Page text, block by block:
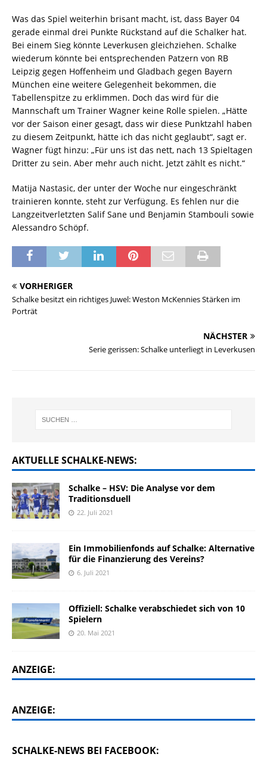
Was das Spiel weiterhin brisant macht, ist, dass Bayer 04
gerade einmal drei Punkte Rückstand auf die Schalker hat.
Bei einem Sieg könnte Leverkusen gleichziehen. Schalke
wiederum könnte bei entsprechenden Patzern von RB
Leipzig gegen Hoffenheim und Gladbach gegen Bayern
München eine weitere Gelegenheit bekommen, die
Tabellenspitze zu erklimmen. Doch das wird für die
Mannschaft um Trainer Wagner keine Rolle spielen. „Hätte
vor der Saison einer gesagt, dass wir diese Punktzahl haben
zu diesem Zeitpunkt, hätte ich das nicht geglaubt“, sagt er.
Wagner fügt hinzu: „Für uns ist das nett, nach 13 Spieltagen
Dritter zu sein. Aber mehr auch nicht. Jetzt zählt es nicht.“
Matija Nastasic, der unter der Woche nur eingeschränkt
trainieren konnte, steht zur Verfügung. Es fehlen nur die
Langzeitverletzten Salif Sane und Benjamin Stambouli sowie
Alessandro Schöpf.
VORHERIGER
Schalke besitzt ein richtiges Juwel: Weston McKennies Stärken im
Porträt
NÄCHSTER
Serie gerissen: Schalke unterliegt in Leverkusen
AKTUELLE SCHALKE-NEWS:
Schalke – HSV: Die Analyse vor dem
Traditionsduell
22. Juli 2021
Ein Immobilienfonds auf Schalke: Alternative
für die Finanzierung des Vereins?
6. Juli 2021
Offiziell: Schalke verabschiedet sich von 10
Spielern
20. Mai 2021
ANZEIGE:
ANZEIGE:
SCHALKE-NEWS BEI FACEBOOK: